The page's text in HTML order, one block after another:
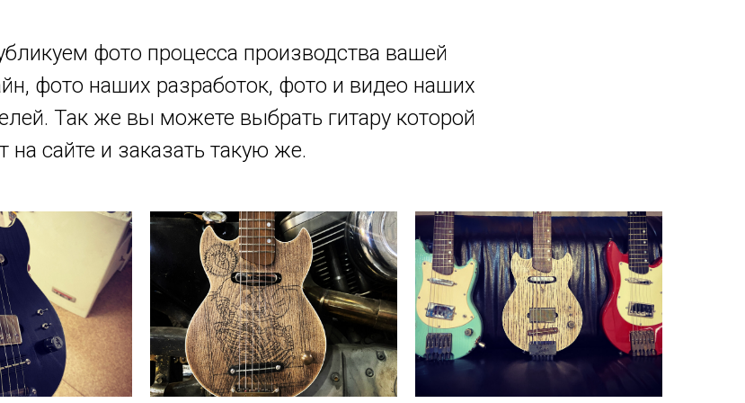
фото процесса производства вашей
фото наших разработок, фото и видео наших
Так же вы можете выбрать гитару которой
на сайте и заказать такую же.